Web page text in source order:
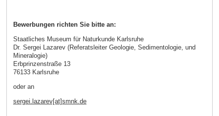
Bewerbungen richten Sie bitte an:
Staatliches Museum für Naturkunde Karlsruhe
Dr. Sergei Lazarev (Referatsleiter Geologie, Sedimentologie, und
Mineralogie)
Erbprinzenstraße 13
76133 Karlsruhe
oder an
sergei.lazarev[at]smnk.de